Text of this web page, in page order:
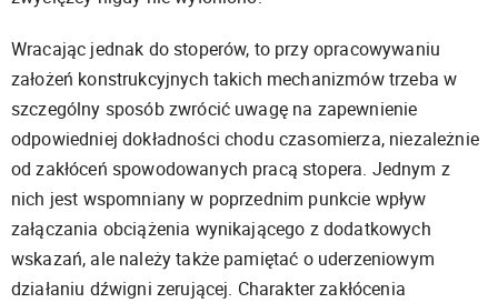
Wracając jednak do stoperów, to przy opracowywaniu
założeń konstrukcyjnych takich mechanizmów trzeba w
szczególny sposób zwrócić uwagę na zapewnienie
odpowiedniej dokładności chodu czasomierza, niezależnie
od zakłóceń spowodowanych pracą stopera. Jednym z
nich jest wspomniany w poprzednim punkcie wpływ
załączania obciążenia wynikającego z dodatkowych
wskazań, ale należy także pamiętać o uderzeniowym
działaniu dźwigni zerującej. Charakter zakłócenia